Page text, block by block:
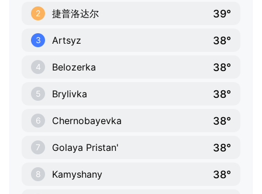
2 捷普洛达尔 39°
3 Artsyz 38°
4 Belozerka 38°
5 Brylivka 38°
6 Chernobayevka 38°
7 Golaya Pristan' 38°
8 Kamyshany 38°